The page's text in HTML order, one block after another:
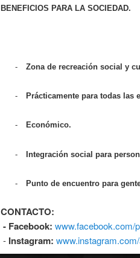
BENEFICIOS PARA LA SOCIEDAD.
- Zona de recreación social y
- Prácticamente para todas las
- Económico.
- Integración social para
- Punto de encuentro para
CONTACTO:
- Facebook: www.facebook.com/
- Instagram: